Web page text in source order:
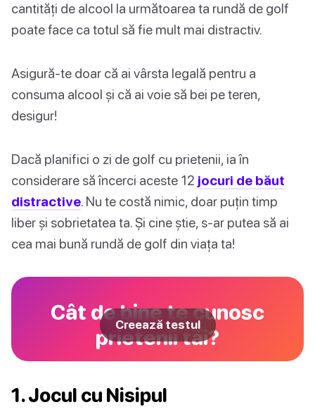
cantități de alcool la următoarea ta rundă de golf
poate face ca totul să fie mult mai distractiv.
Asigură-te doar că ai vârsta legală pentru a
consuma alcool și că ai voie să bei pe teren,
desigur!
Dacă planifici o zi de golf cu prietenii, ia în
considerare să încerci aceste 12 jocuri de băut
distractive. Nu te costă nimic, doar puțin timp
liber și sobrietatea ta. Și cine știe, s-ar putea să ai
cea mai bună rundă de golf din viața ta!
Cât de bine te cunosc
prietenii tăi?
Creează testul
1. Jocul cu Nisipul